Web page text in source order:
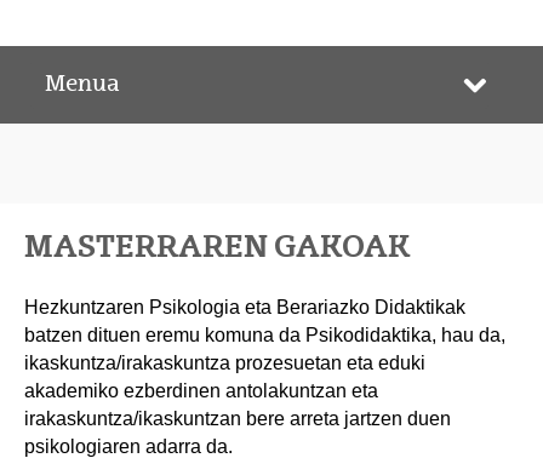
Menua
MASTERRAREN GAKOAK
Hezkuntzaren Psikologia eta Berariazko Didaktikak
batzen dituen eremu komuna da Psikodidaktika, hau da,
ikaskuntza/irakaskuntza prozesuetan eta eduki
akademiko ezberdinen antolakuntzan eta
irakaskuntza/ikaskuntzan bere arreta jartzen duen
psikologiaren adarra da.